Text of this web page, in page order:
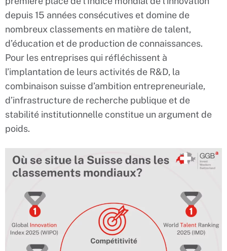
depuis 15 années consécutives et domine de
nombreux classements en matière de talent,
d’éducation et de production de connaissances.
Pour les entreprises qui réfléchissent à
l’implantation de leurs activités de R&D, la
combinaison suisse d’ambition entrepreneuriale,
d’infrastructure de recherche publique et de
stabilité institutionnelle constitue un argument de
poids.